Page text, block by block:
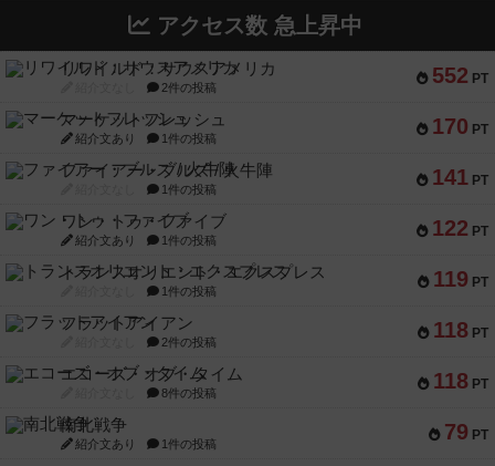
アクセス数 急上昇中
552 PT
リワイルド：サウスアメリカ
2件の投稿
170 PT
マーケットフレッシュ
紹介文あり 1件の投稿
141 PT
ファイアー・ブルズ / 火牛陣
1件の投稿
122 PT
ワン・トゥ・ファイブ
紹介文あり 1件の投稿
119 PT
トランスオリエント・エクスプレス
1件の投稿
118 PT
フラットアイアン
2件の投稿
118 PT
エコーズ・オブ・タイム
8件の投稿
79 PT
南北戦争
紹介文あり 1件の投稿